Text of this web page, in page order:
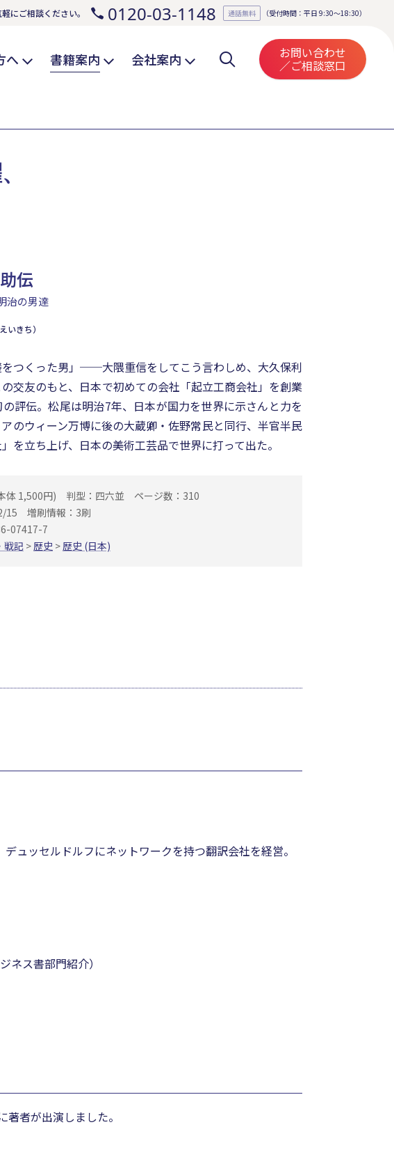
にご相談ください。 0120-03-1148 通話無料 （受付時間：平日 9:30～18:30）
へ 書籍案内 会社案内 お問い合わせ
／ご相談窓口
伝
治の男達
いきち）
をつくった男」──大隈重信をしてこう言わしめ、大久保利
交友のもと、日本で初めての会社「起立工商会社」を創業
評伝。松尾は明治7年、日本が国力を世界に示さんと力を
のウィーン万博に後の大蔵卿・佐野常民と同行、半官半民
を立ち上げ、日本の美術工芸品で世界に打って出た。
体 1,500円) 判型：四六並
ページ数：310
15
増刷情報：3刷
07417-7
戦記 >歴史 >歴史 (日本)
ュッセルドルフにネットワークを持つ翻訳会社を経営。
ネス書部門紹介）
著者が出演しました。